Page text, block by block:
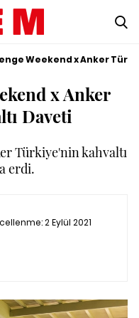
Weekend x Anker
x Anker
Daveti
Türkiye'nin kahvaltı
erdi.
2 Eylül 2021